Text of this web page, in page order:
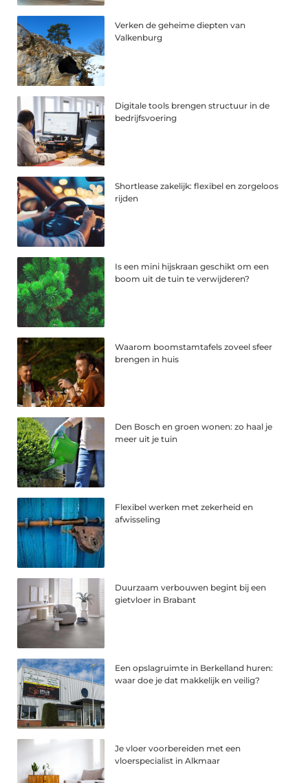
Verken de geheime diepten van
Valkenburg
Digitale tools brengen structuur in de
bedrijfsvoering
Shortlease zakelijk: flexibel en zorgeloos
rijden
Is een mini hijskraan geschikt om een
boom uit de tuin te verwijderen?
Waarom boomstamtafels zoveel sfeer
brengen in huis
Den Bosch en groen wonen: zo haal je
meer uit je tuin
Flexibel werken met zekerheid en
afwisseling
Duurzaam verbouwen begint bij een
gietvloer in Brabant
Een opslagruimte in Berkelland huren:
waar doe je dat makkelijk en veilig?
Je vloer voorbereiden met een
vloerspecialist in Alkmaar